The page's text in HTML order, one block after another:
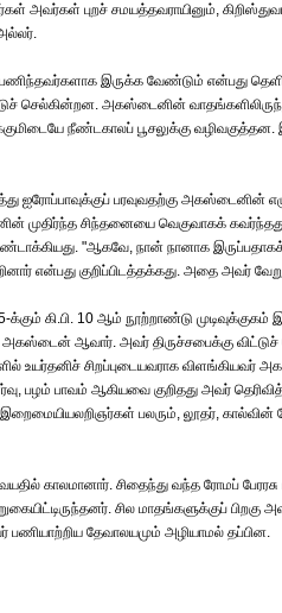
அவர்கள் புறச் சமயத்தவராயினும்,
பணிந்தவர்களாக இருக்க வேண்டும் என்பது
செல்கின்றன. அகஸ்டைனின்
நீண்டகாலப் பூசலுக்கு
ஐரோப்பாவுக்குப் பரவுவதற்கு அகஸ்டைனின்
முதிர்ந்த சிந்தனையை வெகுவாகக்
"ஆகவே, நான் நானாக
என்பது குறிப்பிடத்தக்கது. அதை அவர்
க்கும் கி.பி. 10 ஆம் நூற்றாண்டு
ஆவார். அவர் திருச்சபைக்கு
உயர்தனிச் சிறப்புடையவராக
பழம் பாவம் ஆகியவை குறிதது அவர்
பலரும், லூதர்,
காலமானார். சிதைந்து வந்த ரோமப்
சில மாதங்களுக்குப் பிறகு
தேவாலயமும் அழியாமல் தப்பின.